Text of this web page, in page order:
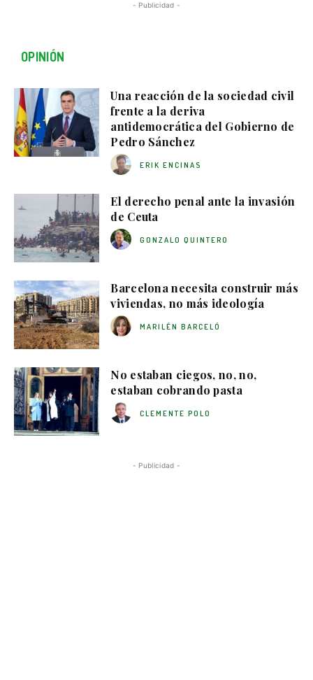
- Publicidad -
OPINIÓN
Una reacción de la sociedad civil
frente a la deriva
antidemocrática del Gobierno de
Pedro Sánchez
ERIK ENCINAS
El derecho penal ante la invasión
de Ceuta
GONZALO QUINTERO
Barcelona necesita construir más
viviendas, no más ideología
MARILÉN BARCELÓ
No estaban ciegos, no, no,
estaban cobrando pasta
CLEMENTE POLO
- Publicidad -